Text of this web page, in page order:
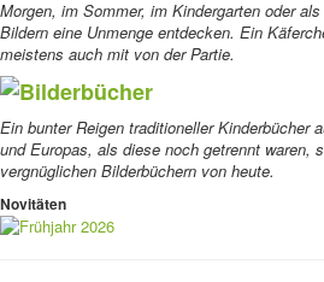
Morgen, im Sommer, im Kindergarten oder
Bildern eine Unmenge entdecken. Ein
meistens auch mit von der Partie.
Bilderbücher
Ein bunter Reigen traditioneller Kinderbücher
und Europas, als diese noch getrennt waren,
vergnüglichen Bilderbüchern von heute.
Novitäten